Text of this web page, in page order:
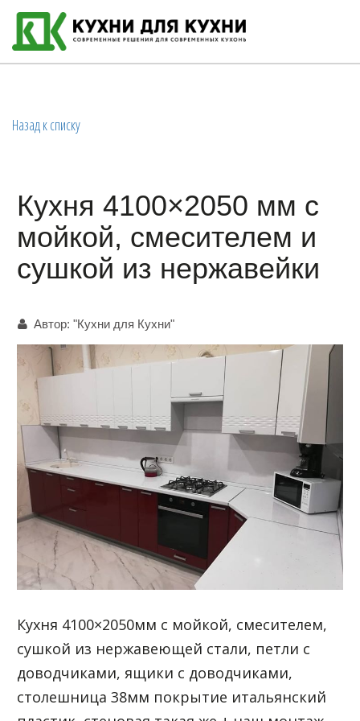
Назад к списку
Кухня 4100×2050 мм с
мойкой, смесителем и
сушкой из нержавейки
Автор: "Кухни для Кухни"
Кухня 4100×2050мм с мойкой, смесителем,
сушкой из нержавеющей стали, петли с
доводчиками, ящики с доводчиками,
столешница 38мм покрытие итальянский